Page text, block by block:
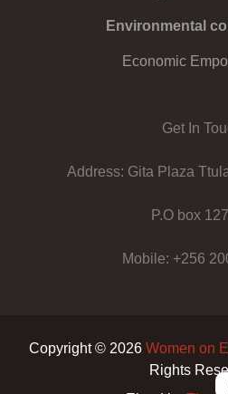
Environmental
Economic
Get In
Address: Gita Plaza
P.O box
Mobile: +256
Copyright © 2026 Women on
Rights